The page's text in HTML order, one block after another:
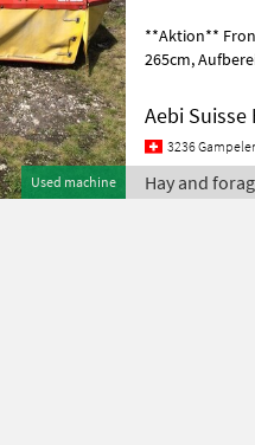
Used machine
**Aktion** Front-Scheibenmähwerk Maragon 265, Arbeitsbreite
265cm, Aufbereiter mit Kunststofffinger, Drehrichtung links, 540
Aebi
3236
Hay and